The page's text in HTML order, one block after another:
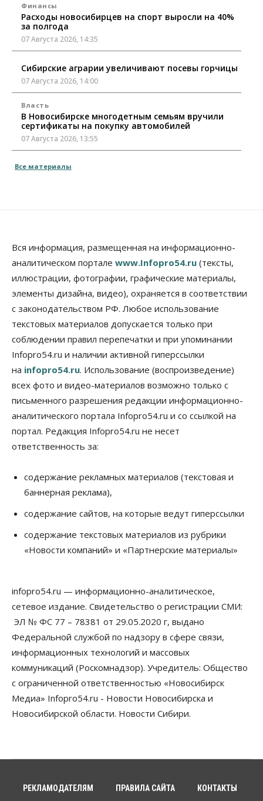
Финансы
Расходы новосибирцев на спорт выросли на 40%
за полгода
07 Августа 2026, 14:35
Сибирские аграрии увеличивают посевы горчицы
07 Августа 2026, 14:00
Власть
В Новосибирске многодетным семьям вручили
сертификаты на покупку автомобилей
07 Августа 2026, 13:55
Треть автовладельцев в Новосибирской области
социальных объектах
07 Августа 2026, 12:35
Синоптики рассказали о погоде в Новосибирске
на выходных
07 Августа 2026, 12:00
Общество
Жители Новосибирска смогут добровольно
повысить свою пенсию
Общество
Деньгами будут распоряжаться дети: в десяти
школах Новосибирской области введут
инициативное бюджетирование
07 Августа 2026, 11:00
В Новосибирске руководителя отдела полиции
заключили под стражу
Недели жары повлияли на урожай в
Новосибирской области, но режима ЧС не будет
Предприятия Новосибирска
выстраивают системы защиты от атак БПЛА
07 Августа 2026, 09:00
Бизнес
По «Сибэлектротерму» выдали исполнительные
листы на полмиллиарда рублей
07 Августа 2026, 08:00
Бизнес Власть Медицина Общество
Искусственный интеллект предлагают
привлекать к разработке новых лекарств в
30 гектаров, 15 тысяч студентов и 30 миллиардов
Все материалы
Вся информация, размещенная на информационно-
аналитическом портале www.Infopro54.ru (тексты,
иллюстрации, фотографии, графические материалы,
элементы дизайна, видео), охраняется в соответствии
с законодательством РФ. Любое использование
текстовых материалов допускается только при
соблюдении правил перепечатки и при упоминании
Infopro54.ru и наличии активной гиперссылки
на infopro54.ru. Использование (воспроизведение)
всех фото и видео-материалов возможно только с
письменного разрешения редакции информационно-
аналитического портала Infopro54.ru и со ссылкой на
портал. Редакция Infopro54.ru не несет
ответственность за:
содержание рекламных материалов (текстовая и
баннерная реклама),
содержание сайтов, на которые ведут гиперссылки
содержание текстовых материалов из рубрики
«Новости компаний» и «Партнерские материалы»
infopro54.ru — информационно-аналитическое,
сетевое издание. Свидетельство о регистрации СМИ:
ЭЛ № ФС 77 – 78381 от 29.05.2020 г, выдано
Федеральной службой по надзору в сфере связи,
информационных технологий и массовых
коммуникаций (Роскомнадзор). Учредитель: Общество
с ограниченной ответственностью «Новосибирск
Медиа» Infopro54.ru - Новости Новосибирска и
Новосибирской области. Новости Сибири.
РЕКЛАМОДАТЕЛЯМ ПРАВИЛА САЙТА КОНТАКТЫ